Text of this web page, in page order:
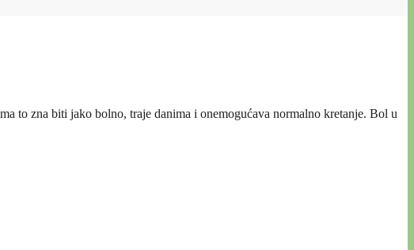
to zna biti jako bolno, traje danima i onemogućava normalno kretanje. Bol u